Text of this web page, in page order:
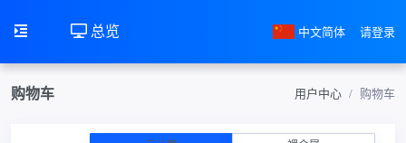
总览 中文简体 请登录
购物车 用户中心 购物车